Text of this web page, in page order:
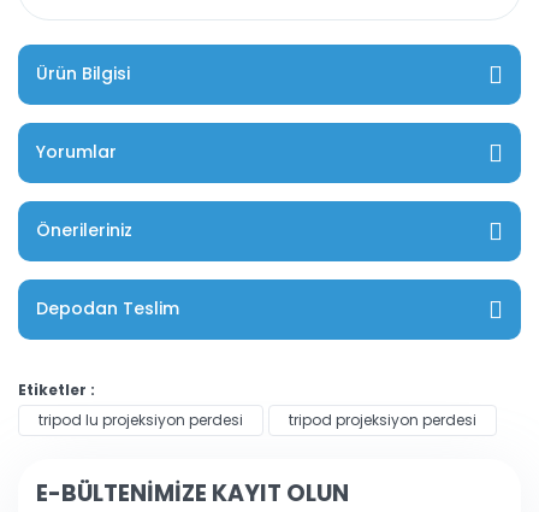
Ürün Bilgisi
Yorumlar
Önerileriniz
Depodan Teslim
Etiketler :
tripod lu projeksiyon perdesi
tripod projeksiyon perdesi
E-BÜLTENİMİZE KAYIT OLUN